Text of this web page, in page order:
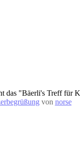
das "Bäerli's Treff für
von norse